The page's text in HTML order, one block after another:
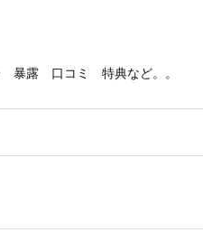
暴露 口コミ 特典など。。